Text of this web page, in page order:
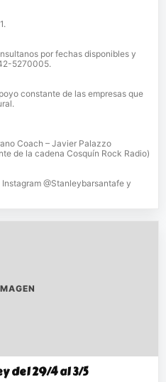
por fechas disponibles y
5270005.
constante de las empresas que
Coach – Javier Palazzo
de la cadena Cosquín Rock Radio)
@Stanleybarsantafe y
del 29/4 al 3/5